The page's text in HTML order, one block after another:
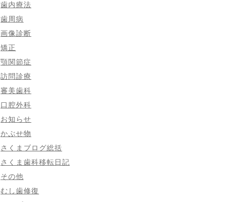
歯内療法
歯周病
画像診断
矯正
顎関節症
訪問診療
審美歯科
口腔外科
お知らせ
かぶせ物
さくまブログ総括
さくま歯科移転日記
その他
むし歯修復